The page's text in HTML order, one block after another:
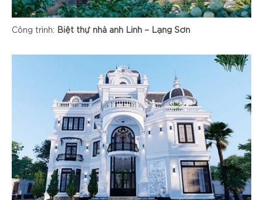
Công trình: Biệt thự nhà anh Linh – Lạng Sơn